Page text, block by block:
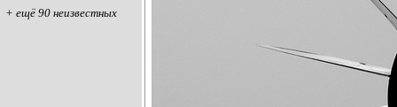
+ ещё 90 неизвестных